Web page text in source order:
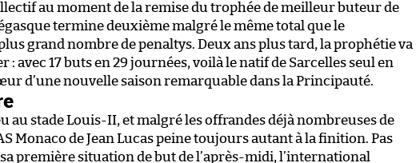
au moment de la remise du trophée de meilleur buteur de
termine deuxième malgré le même total que le
grand nombre de penaltys. Deux ans plus tard, la prophétie va
avec 17 buts en 29 journées, voilà le natif de Sarcelles seul en
d’une nouvelle saison remarquable dans la Principauté.
au stade Louis-II, et malgré les offrandes déjà nombreuses de
Monaco de Jean Lucas peine toujours autant à la finition. Pas
première situation de but de l’après-midi, l’international